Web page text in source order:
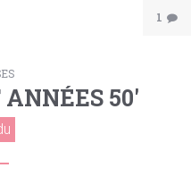
1
50′